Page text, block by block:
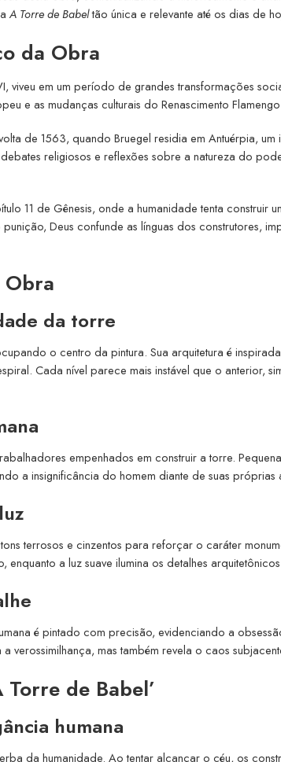
A Torre de Babeltão única e relevante até os dias de
da Obra
viveu em um período de grandes transformações
e as mudanças culturais do Renascimento
de 1563, quando Bruegel residia em Antuérpia,
religiosos e reflexões sobre a natureza do
11 de Gênesis, onde a humanidade tenta construir
Deus confunde as línguas dos construtores,
Obra
da torre
o centro da pintura. Sua arquitetura é
Cada nível parece mais instável que o anterior,
empenhados em construir a torre.
a insignificância do homem diante de suas próprias
terrosos e cinzentos para reforçar o caráter
enquanto a luz suave ilumina os detalhes
é pintado com precisão, evidenciando a
verossimilhança, mas também revela o caos
Torre de Babel’
humana
da humanidade. Ao tentar alcançar o céu, os